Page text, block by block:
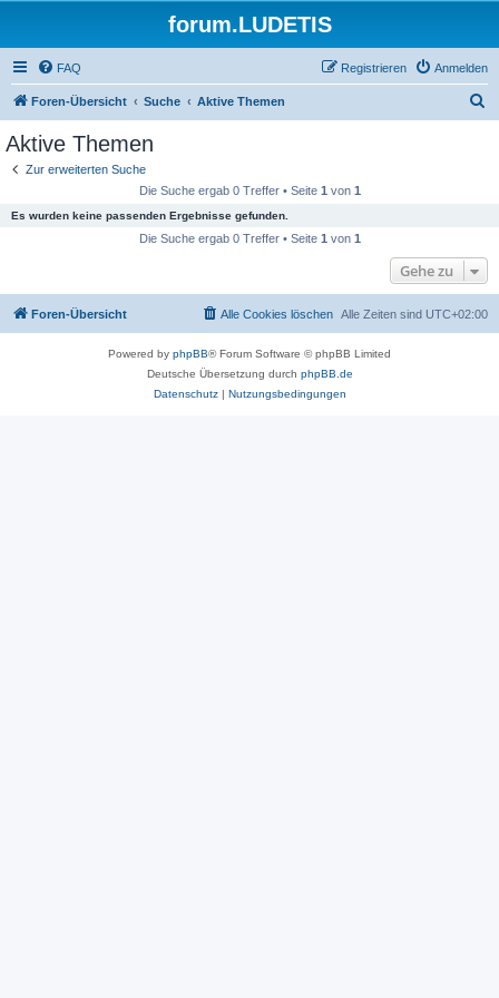
forum.LUDETIS
FAQ Anmelden
Registrieren
Foren-Übersicht Suche Aktive Themen
Aktive Themen
Zur erweiterten Suche
Die Suche ergab 0 Treffer • Seite 1 von 1
Es wurden keine passenden Ergebnisse gefunden.
Die Suche ergab 0 Treffer • Seite 1 von 1
Gehe zu
Foren-Übersicht Alle Zeiten sind UTC+02:00
Alle Cookies löschen
Powered by phpBB® Forum Software © phpBB Limited
Deutsche Übersetzung durch phpBB.de
Datenschutz| Nutzungsbedingungen